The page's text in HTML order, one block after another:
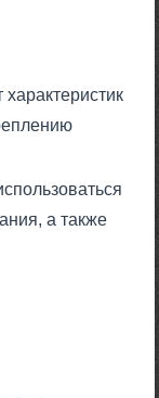
характеристик
а также